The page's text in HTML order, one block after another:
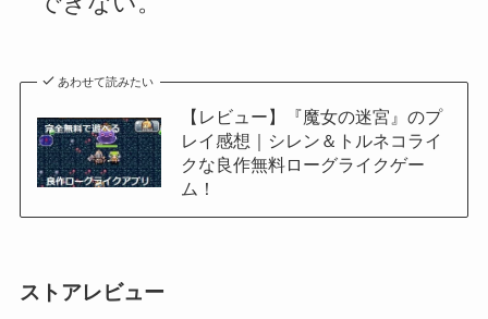
あわせて読みたい
【レビュー】『魔女の迷宮』のプ
レイ感想｜シレン＆トルネコライ
クな良作無料ローグライクゲー
ム！
ストアレビュー